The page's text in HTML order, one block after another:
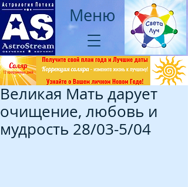
Меню
Великая Мать дарует
очищение, любовь и
мудрость 28/03-5/04